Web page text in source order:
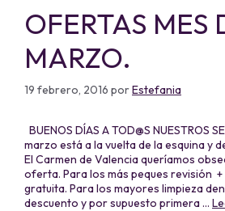
OFERTAS MES
MARZO.
19 febrero, 2016 porEstefania
BUENOS DÍAS A TOD@S NUESTROS
marzo está a la vuelta de la esquina y
El Carmen de Valencia queríamos
oferta. Para los más peques revisión
gratuita. Para los mayores limpieza
descuento y por supuesto primera …